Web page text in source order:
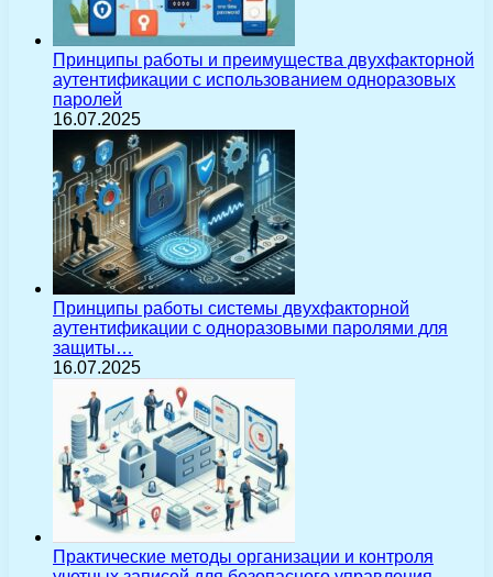
Принципы работы и преимущества двухфакторной
аутентификации с использованием одноразовых
паролей
16.07.2025
Принципы работы системы двухфакторной
аутентификации с одноразовыми паролями для
защиты…
16.07.2025
Практические методы организации и контроля